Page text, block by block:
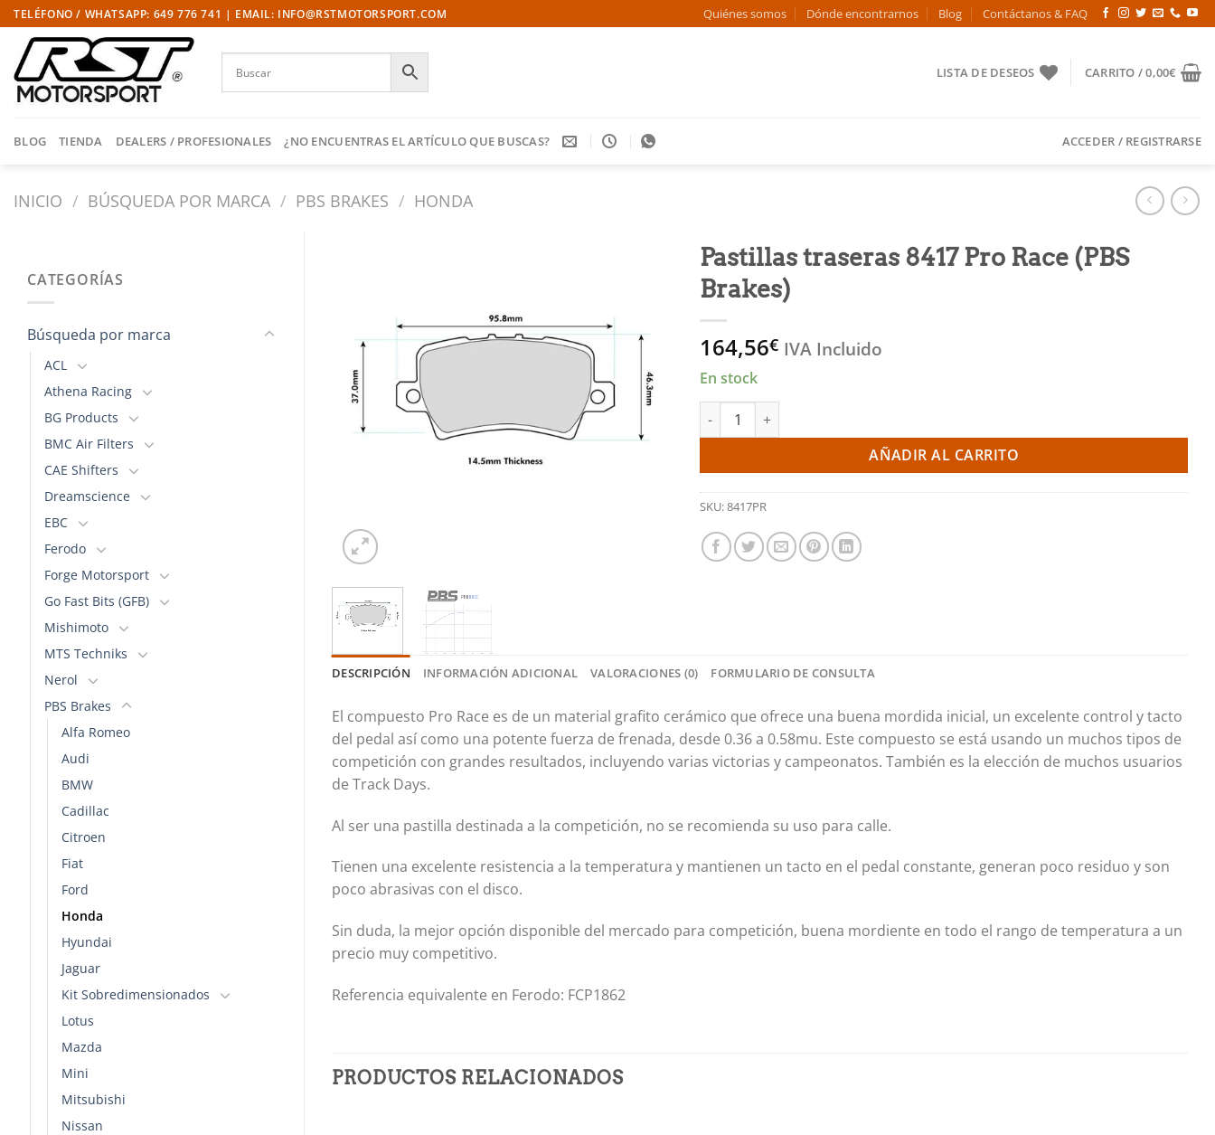
Saltar
al
contenido
TELÉFONO / WHATSAPP: 649 776 741 | EMAIL: INFO@RSTMOTORSPORT.COM Quiénes somos Dónde encontrarnos Blog Contáctanos & FAQ
LISTA DE DESEOS CARRITO /0,00€
BLOG TIENDA DEALERS / PROFESIONALES ¿NO ENCUENTRAS EL ARTÍCULO QUE BUSCAS? ACCEDER / REGISTRARSE
INICIO / BÚSQUEDA POR MARCA / PBS BRAKES / HONDA
CATEGORÍAS
Búsqueda por marca
ACL
Athena Racing
BG Products
BMC Air Filters
CAE Shifters
Dreamscience
EBC
Ferodo
Forge Motorsport
Go Fast Bits (GFB)
Mishimoto
MTS Techniks
Nerol
PBS Brakes
Alfa Romeo
Audi
BMW
Cadillac
Citroen
Fiat
Ford
Honda
Hyundai
Jaguar
Kit Sobredimensionados
Lotus
Mazda
Mini
Mitsubishi
Nissan
de
Pastillas traseras 8417 Pro Race (PBS
Brakes)
164,56€ IVA Incluido
En stock
Pastillas traseras 8417 Pro Race (PBS Brakes) cantidad
AÑADIR AL CARRITO
SKU:8417PR
DESCRIPCIÓN INFORMACIÓN ADICIONAL VALORACIONES (0) FORMULARIO DE CONSULTA
El compuesto Pro Race es de un material grafito cerámico que ofrece una buena mordida inicial, un excelente control y tacto
del pedal así como una potente fuerza de frenada, desde 0.36 a 0.58mu. Este compuesto se está usando un muchos tipos de
competición con grandes resultados, incluyendo varias victorias y campeonatos. También es la elección de muchos usuarios
de Track Days.
Al ser una pastilla destinada a la competición, no se recomienda su uso para calle.
Tienen una excelente resistencia a la temperatura y mantienen un tacto en el pedal constante, generan poco residuo y son
poco abrasivas con el disco.
Sin duda, la mejor opción disponible del mercado para competición, buena mordiente en todo el rango de temperatura a un
precio muy competitivo.
Referencia equivalente en Ferodo: FCP1862
PRODUCTOS RELACIONADOS